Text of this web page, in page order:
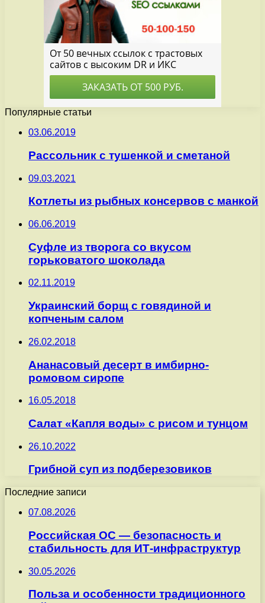
Популярные статьи
03.06.2019
Рассольник с тушенкой и сметаной
09.03.2021
Котлеты из рыбных консервов с манкой
06.06.2019
Суфле из творога со вкусом
горьковатого шоколада
02.11.2019
Украинский борщ с говядиной и
копченым салом
26.02.2018
Ананасовый десерт в имбирно-
ромовом сиропе
16.05.2018
Салат «Капля воды» с рисом и тунцом
26.10.2022
Грибной суп из подберезовиков
Последние записи
07.08.2026
Российская ОС — безопасность и
стабильность для ИТ-инфраструктур
30.05.2026
Польза и особенности традиционного